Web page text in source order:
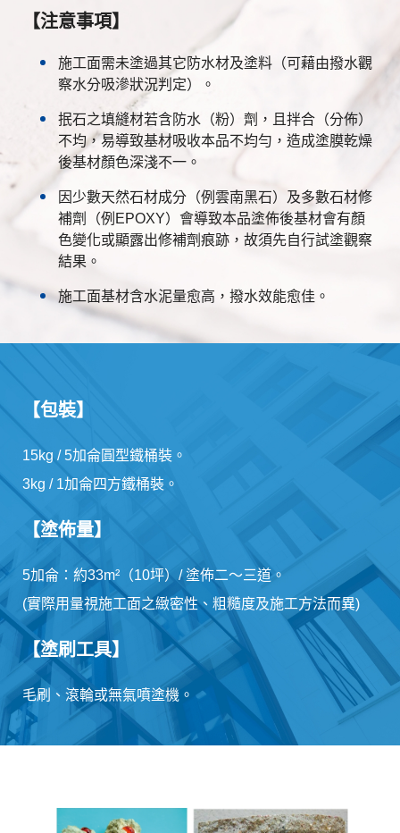
【注意事項】
施工面需未塗過其它防水材及塗料（可藉由撥水觀
察水分吸滲狀況判定）。
抿石之填縫材若含防水（粉）劑，且拌合（分佈）
不均，易導致基材吸收本品不均勻，造成塗膜乾燥
後基材顏色深淺不一。
因少數天然石材成分（例雲南黑石）及多數石材修
補劑（例EPOXY）會導致本品塗佈後基材會有顏
色變化或顯露出修補劑痕跡，故須先自行試塗觀察
結果。
施工面基材含水泥量愈高，撥水效能愈佳。
【包裝】
15kg / 5加侖圓型鐵桶裝。
3kg / 1加侖四方鐵桶裝。
【塗佈量】
5加侖：約33m²（10坪）/ 塗佈二～三道。
(實際用量視施工面之緻密性、粗糙度及施工方法而異)
【塗刷工具】
毛刷、滾輪或無氣噴塗機。